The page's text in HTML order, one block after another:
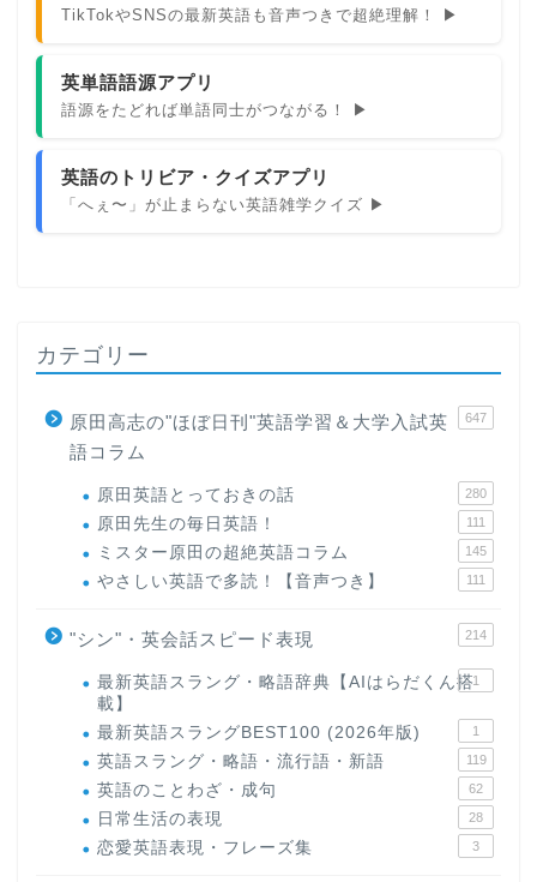
TikTokやSNSの最新英語も音声つきで超絶理解！ ▶
英単語語源アプリ
語源をたどれば単語同士がつながる！ ▶
英語のトリビア・クイズアプリ
「へぇ〜」が止まらない英語雑学クイズ ▶
カテゴリー
原田高志の"ほぼ日刊"英語学習＆大学入試英
語コラム
647
原田英語とっておきの話 280
原田先生の毎日英語！ 111
ミスター原田の超絶英語コラム 145
やさしい英語で多読！【音声つき】 111
"シン"・英会話スピード表現 214
最新英語スラング・略語辞典【AIはらだくん搭
載】
1
最新英語スラングBEST100 (2026年版) 1
英語スラング・略語・流行語・新語 119
英語のことわざ・成句 62
日常生活の表現 28
恋愛英語表現・フレーズ集 3